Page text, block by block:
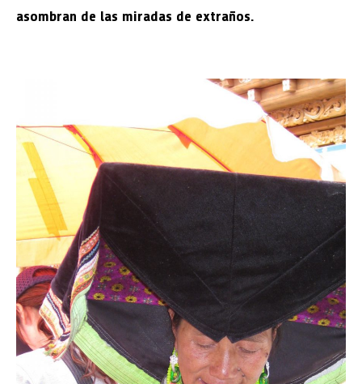
asombran de las miradas de extraños.